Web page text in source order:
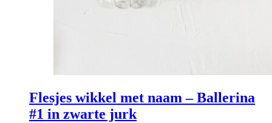
Flesjes wikkel met naam – Ballerina
#1 in zwarte jurk